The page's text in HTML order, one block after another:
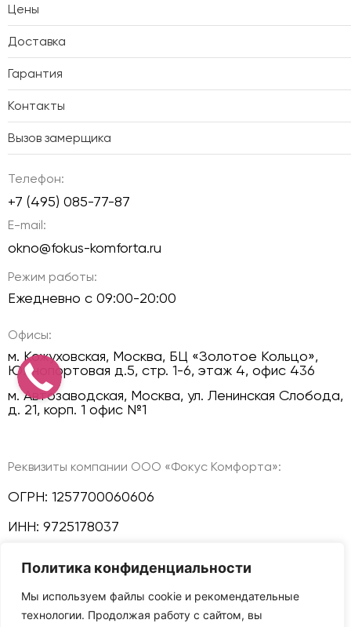
Политика конфиденциальности
Мы используем файлы cookie и рекомендательные
технологии. Продолжая работу с сайтом, вы
Цены
Доставка
Гарантия
Контакты
Вызов замерщика
Телефон:
+7 (495) 085-77-87
E-mail:
okno@fokus-komforta.ru
Режим работы:
Ежедневно с 09:00-20:00
Офисы:
м. Кожуховская, Москва, БЦ «Золотое Кольцо»,
Южнопортовая д.5, стр. 1-6, этаж 4, офис 436
м. Автозаводская, Москва, ул. Ленинская Слобода,
д. 21, корп. 1 офис №1
Реквизиты компании ООО «Фокус Комфорта»:
ОГРН: 1257700060606
ИНН: 9725178037
КПП: 772501001
Политика конфиденциальности